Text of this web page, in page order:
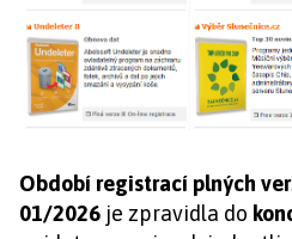
Období registrací plných
01/2026 je zpravidla do